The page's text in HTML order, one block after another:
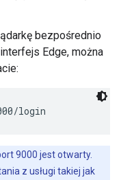
bezpośrednio
Edge, można
login
9000 jest otwarty.
z usługi takiej jak